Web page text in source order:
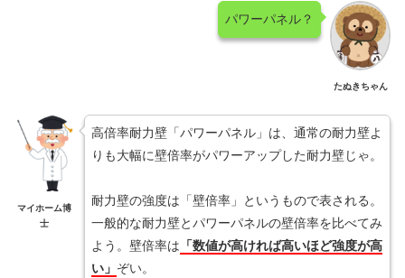
たぬきちゃん
パワーパネル？
マイホーム博
士
高倍率耐力壁「パワーパネル」は、通常の耐力壁よ
りも大幅に壁倍率がパワーアップした耐力壁じゃ。
耐力壁の強度は「壁倍率」というもので表される。
一般的な耐力壁とパワーパネルの壁倍率を比べてみ
よう。壁倍率は 「数値が高ければ高いほど強度が高
い」 ぞい。